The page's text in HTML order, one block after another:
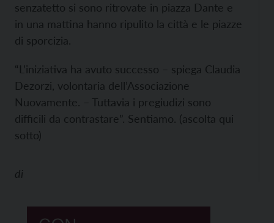
senzatetto si sono ritrovate in piazza Dante e
in una mattina hanno ripulito la città e le piazze
di sporcizia.
“L’iniziativa ha avuto successo – spiega Claudia
Dezorzi, volontaria dell’Associazione
Nuovamente. – Tuttavia i pregiudizi sono
difficili da contrastare”. Sentiamo. (ascolta qui
sotto)
di